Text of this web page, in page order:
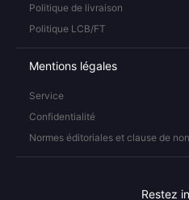
Politique de livraison
Politique LCB/FT
Mentions légales
Service
Confidentialité
Normes éditoriales et clause de
Restez